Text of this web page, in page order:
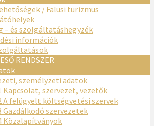
/ Falusi turizmus
– és szolgáltatáshegyzék
információk
RENDSZER
személyzeti adatok
Kapcsolat, szervezet, vezetők
A felügyelt költségvetési szervek
Gazdálkodó szervezetek
Közalapítványok